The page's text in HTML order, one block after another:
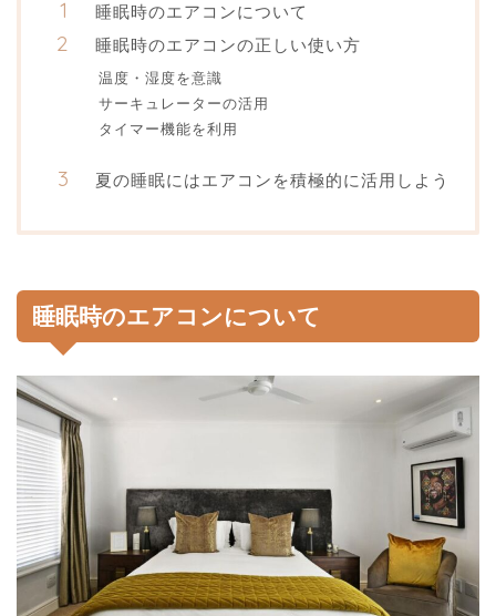
睡眠時のエアコンについて
睡眠時のエアコンの正しい使い方
温度・湿度を意識
サーキュレーターの活用
タイマー機能を利用
夏の睡眠にはエアコンを積極的に活用しよう
睡眠時のエアコンについて